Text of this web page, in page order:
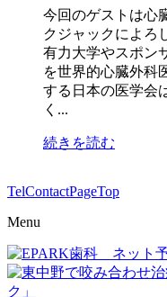
今回のゲストは心
クジャックによろ
有力大学やスポン
を世界的心臓外科
する日本の医学会
く...
続きを読む
TelContactPageTop
Menu